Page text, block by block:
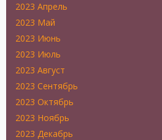
2023 Апрель
2023 Май
2023 Июнь
2023 Июль
2023 Август
2023 Сентябрь
2023 Октябрь
2023 Ноябрь
2023 Декабрь